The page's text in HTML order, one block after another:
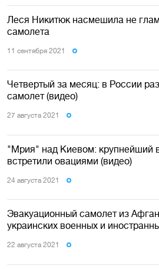
Леся Никитюк насмешила не
самолета
11 сентября 2021
Четвертый за месяц: в России
самолет (видео)
27 августа 2021
"Мрия" над Киевом: крупнейший
встретили овациями (видео)
24 августа 2021
Эвакуационный самолет из
украинских военных и
22 августа 2021